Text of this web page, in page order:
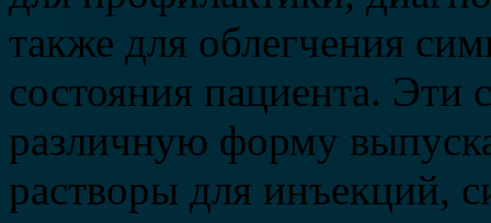
также для облегчения
состояния пациента. Эти
различную форму
растворы для инъекций,